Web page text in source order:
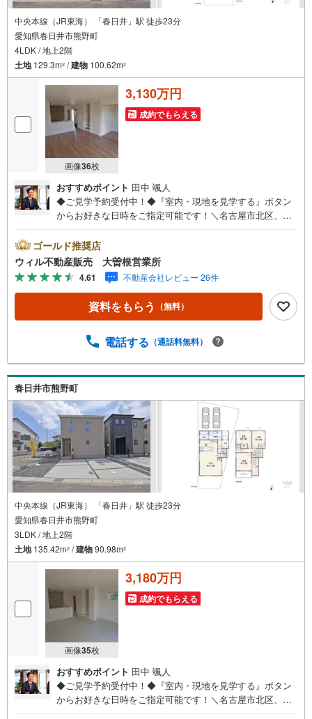
中央本線（JR東海） 「春日井」駅 徒歩23分
愛知県春日井市熊野町
4LDK / 地上2階
土地129.3m2 /建物 100.62m2
画像36枚
3,130万円
成約でもらえる
おすすめポイント 田中 颯人
◆ご見学予約受付中！◆『室内・現地を見学する』ボタン
からお好きな日時をご指定可能です！＼名古屋市北区、守
区、守山区の直接のご売却依頼を数多くいただいている不
動産仲介会社です。ネット上で分かる立地環境はもちろ
ん、過去にお任せいただいたお客様に現地の生の声をもと
に住戸環境を提案致します。＼平日のお住まい探しの方へ/
弊社では平日にご内覧・契約など平日にお住まい探しをさ
れるお客様にサービスをご用意しています。＼お仕事で忙
事前にご予約頂きましたら営業時間外でのご内覧もご対応
動産業者間で不動産情報が共有されているので、名古屋市
全域や、その他隣接エリアでもご内覧が可能です！ 【大曽
根営業所】○地下鉄名城線、JR中央線「大曽根」駅徒歩1分
○お子様が遊べるキッズスペースあり○定休日ございません
ゴールド推奨店
ウィル不動産販売 大曽根営業所
4.61 不動産会社レビュー 26件
資料をもらう （無料）
電話する （通話料無料）
春日井市熊野町
中央本線（JR東海） 「春日井」駅 徒歩23分
愛知県春日井市熊野町
3LDK / 地上2階
土地135.42m2 /建物90.98m2
画像35枚
3,180万円
成約でもらえる
おすすめポイント 田中 颯人
◆ご見学予約受付中！◆『室内・現地を見学する』ボタン
からお好きな日時をご指定可能です！＼名古屋市北区、守